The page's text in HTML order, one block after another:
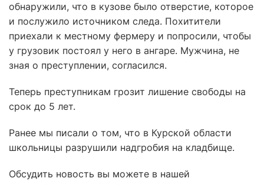
обнаружили, что в кузове было отверстие, которое
и послужило источником следа. Похитители
приехали к местному фермеру и попросили, чтобы
у грузовик постоял у него в ангаре. Мужчина, не
зная о преступлении, согласился.
Теперь преступникам грозит лишение свободы на
срок до 5 лет.
Ранее мы писали о том, что в Курской области
школьницы разрушили надгробия на кладбище.
Обсудить новость вы можете в нашей